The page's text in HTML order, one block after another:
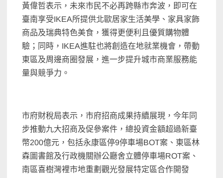
黃偉哲表示，未來市民不必再跨縣市奔波，即可在
臺南享受IKEA所提供北歐居家生活美學、家具家飾
商品及瑞典特色美食，獲得更便利且優質購物體
驗；同時，IKEA進駐也將創造在地就業機會，帶動
東區及周邊商圈發展，進一步提升城市商業服務能
量與競爭力。
市府財稅局表示，市府招商成果持續展現，今年同
步推動九大招商及促參案件，總投資金額超過新臺
幣200億元，包括永康區停9停車場BOT案、東區林
森圖書館及行政機關辦公廳舍立體停車場ROT案、
南區喜樹灣裡市地重劃觀光發展特定區合作開發